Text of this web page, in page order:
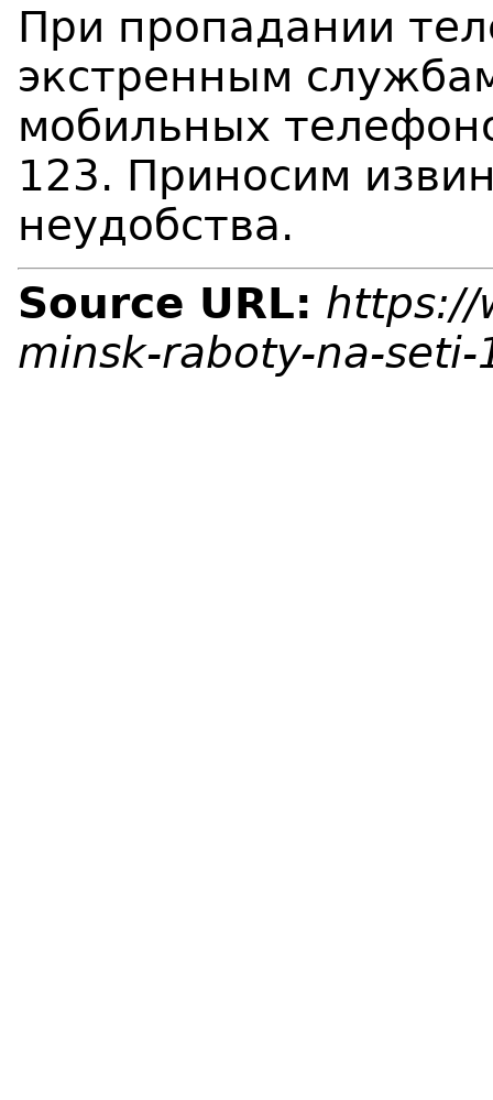
При пропадании
экстренным
мобильных
123. Приносим
неудобства.
Source URL: https://
minsk-raboty-na-seti-